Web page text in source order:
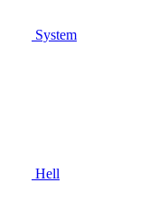
System
Hell